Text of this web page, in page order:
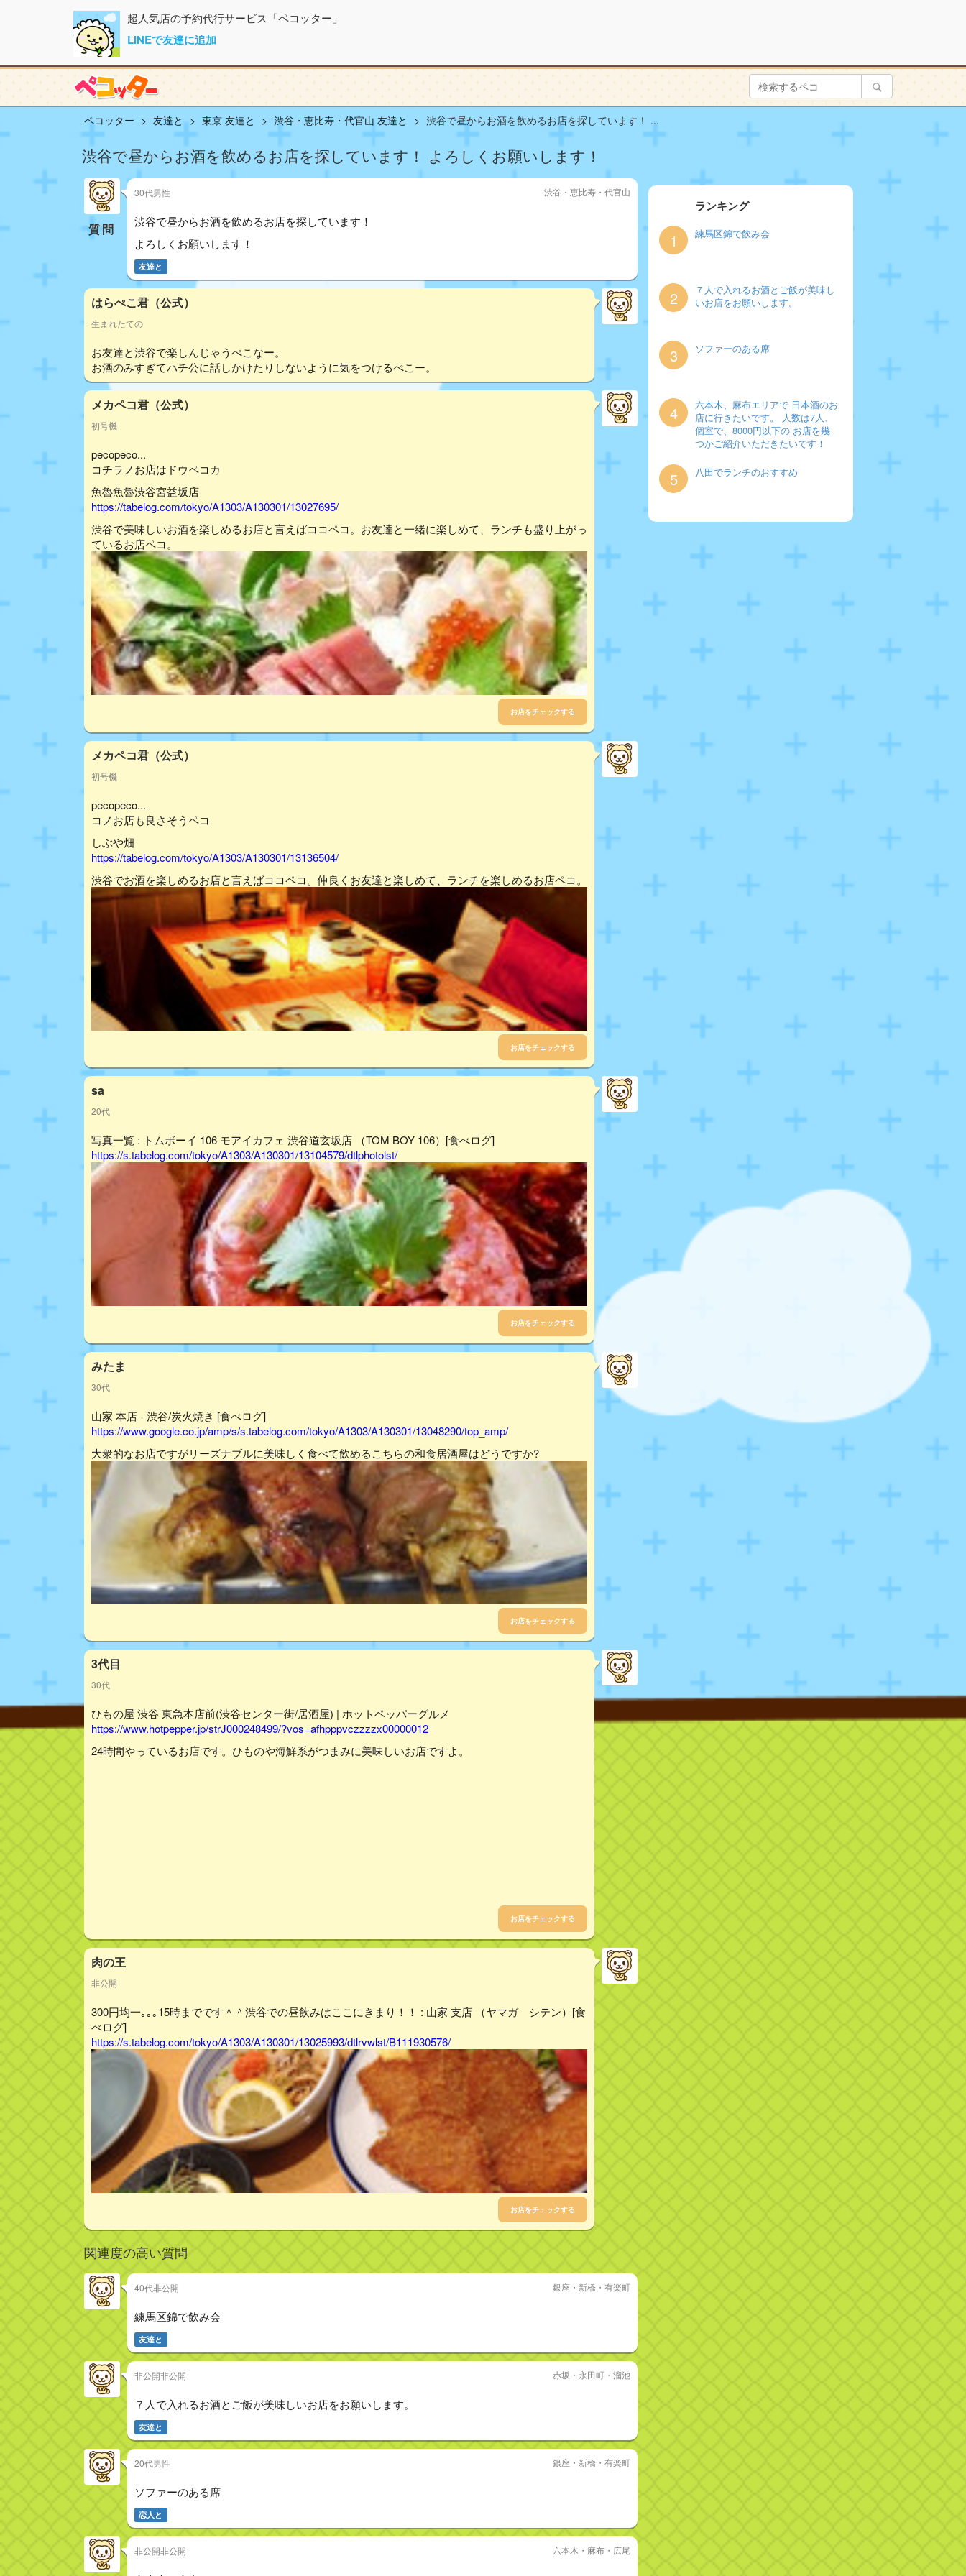
超人気店の予約代行サービス「ペコッター」
LINEで友達に追加
ペコッター 友達と 東京 友達と 渋谷・恵比寿・代官山 友達と 渋谷で昼からお酒を飲めるお店を探しています！ ...
渋谷で昼からお酒を飲めるお店を探しています！ よろしくお願いします！
質問
30代男性 渋谷・恵比寿・代官山
渋谷で昼からお酒を飲めるお店を探しています！
よろしくお願いします！
友達と
はらぺこ君（公式）
生まれたての
お友達と渋谷で楽しんじゃうぺこなー。
お酒のみすぎてハチ公に話しかけたりしないように気をつけるぺこー。
メカペコ君（公式）
初号機
pecopeco...
コチラノお店はドウペコカ
魚魯魚魯渋谷宮益坂店
https://tabelog.com/tokyo/A1303/A130301/13027695/
渋谷で美味しいお酒を楽しめるお店と言えばココペコ。お友達と一緒に楽しめて、ランチも盛り上がっ
ているお店ペコ。
お店をチェックする
メカペコ君（公式）
初号機
pecopeco...
コノお店も良さそうペコ
しぶや畑
https://tabelog.com/tokyo/A1303/A130301/13136504/
渋谷でお酒を楽しめるお店と言えばココペコ。仲良くお友達と楽しめて、ランチを楽しめるお店ペコ。
お店をチェックする
sa
20代
写真一覧 : トムボーイ 106 モアイカフェ 渋谷道玄坂店 （TOM BOY 106）[食べログ]
https://s.tabelog.com/tokyo/A1303/A130301/13104579/dtlphotolst/
お店をチェックする
みたま
30代
山家 本店 - 渋谷/炭火焼き [食べログ]
https://www.google.co.jp/amp/s/s.tabelog.com/tokyo/A1303/A130301/13048290/top_amp/
大衆的なお店ですがリーズナブルに美味しく食べて飲めるこちらの和食居酒屋はどうですか?
お店をチェックする
3代目
30代
ひもの屋 渋谷 東急本店前(渋谷センター街/居酒屋) | ホットペッパーグルメ
https://www.hotpepper.jp/strJ000248499/?vos=afhpppvczzzzx00000012
24時間やっているお店です。ひものや海鮮系がつまみに美味しいお店ですよ。
お店をチェックする
肉の王
非公開
300円均一｡｡｡15時までです＾＾渋谷での昼飲みはここにきまり！！ : 山家 支店 （ヤマガ シテン）[食
べログ]
https://s.tabelog.com/tokyo/A1303/A130301/13025993/dtlrvwlst/B111930576/
お店をチェックする
関連度の高い質問
40代非公開 銀座・新橋・有楽町
練馬区錦で飲み会
友達と
非公開非公開 赤坂・永田町・溜池
７人で入れるお酒とご飯が美味しいお店をお願いします。
友達と
20代男性 銀座・新橋・有楽町
ソファーのある席
恋人と
非公開非公開 六本木・麻布・広尾
ランキング
1 練馬区錦で飲み会
2
７人で入れるお酒とご飯が美味し
いお店をお願いします。
3 ソファーのある席
4
六本木、麻布エリアで 日本酒のお
店に行きたいです。 人数は7人、
個室で、8000円以下の お店を幾
つかご紹介いただきたいです！
5 八田でランチのおすすめ